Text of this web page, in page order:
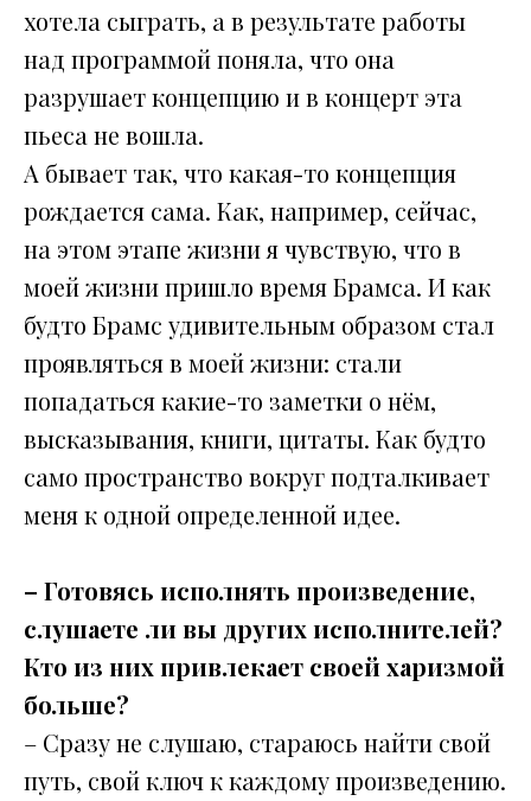
хотела сыграть, а в результате работы
над программой поняла, что она
разрушает концепцию и в концерт эта
пьеса не вошла.
А бывает так, что какая-то концепция
рождается сама. Как, например, сейчас,
на этом этапе жизни я чувствую, что в
моей жизни пришло время Брамса. И как
будто Брамс удивительным образом стал
проявляться в моей жизни: стали
попадаться какие-то заметки о нём,
высказывания, книги, цитаты. Как будто
само пространство вокруг подталкивает
меня к одной определенной идее.
– Готовясь исполнять произведение,
слушаете ли вы других исполнителей?
Кто из них привлекает своей харизмой
больше?
– Сразу не слушаю, стараюсь найти свой
путь, свой ключ к каждому произведению.